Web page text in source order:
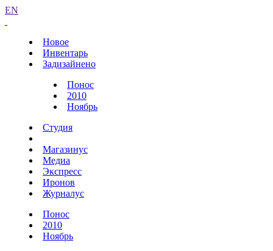
EN
Новое
Инвентарь
Задизайнено
Понос
2010
Ноябрь
Студия
Магазинус
Медиа
Экспресс
Иронов
Журналус
Понос
2010
Ноябрь